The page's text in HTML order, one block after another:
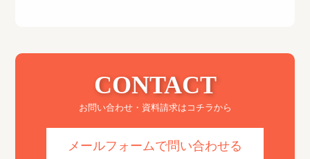
CONTACT
お問い合わせ・資料請求はコチラから
メールフォームで問い合わせる